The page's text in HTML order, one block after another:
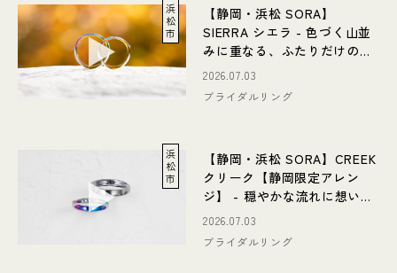
浜
松
市
【静岡・浜松 SORA】
SIERRA シエラ - 色づく山並
みに重なる、ふたりだけの物
語
2026.07.03
ブライダルリング
浜
松
市
【静岡・浜松 SORA】CREEK
クリーク【静岡限定アレン
ジ】 - 穏やかな流れに想いを
重ねる限定デザイン
2026.07.03
ブライダルリング